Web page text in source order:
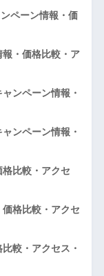
ペーン情報・価
・価格比較・ア
ンペーン情報・
ンペーン情報・
比較・アクセ
格比較・アクセ
較・アクセス・